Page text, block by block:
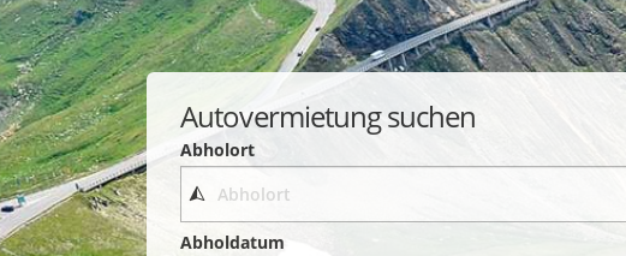
Autovermietung suchen
Abholort
Abholdatum